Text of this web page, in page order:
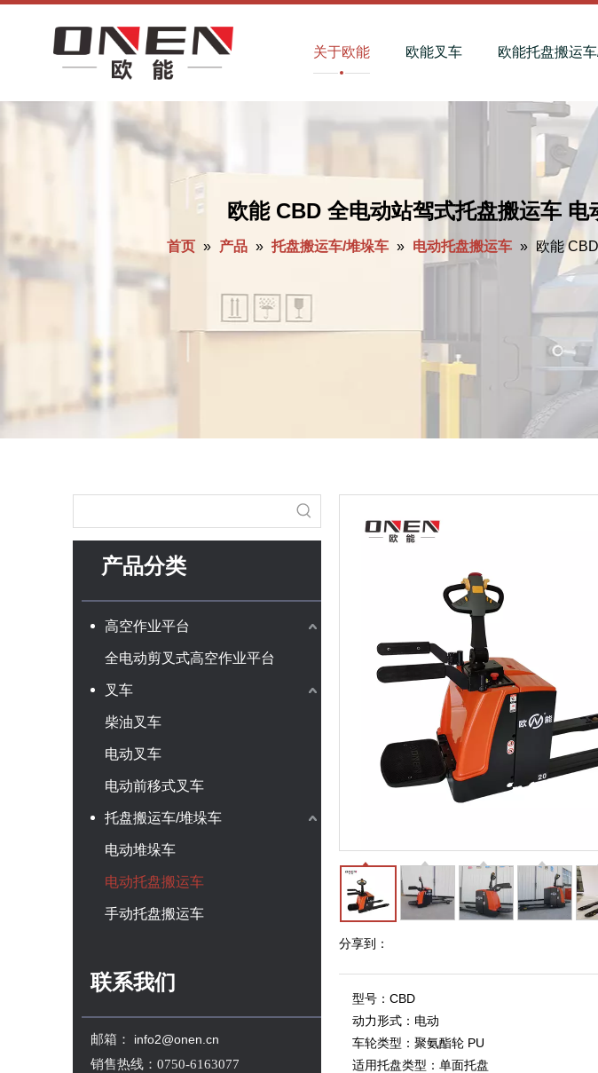
关于欧能 欧能叉车 欧能托盘搬运
欧能 CBD 全电动站驾式托盘搬运车
首页 » 产品 » 托盘搬运车/堆垛车 » 电动托盘搬运车 » 欧能
产品分类
高空作业平台
全电动剪叉式高空作业平台
叉车
柴油叉车
电动叉车
电动前移式叉车
托盘搬运车/堆垛车
电动堆垛车
电动托盘搬运车
手动托盘搬运车
联系我们
邮箱： info2@onen.cn
销售热线：0750-6163077
分享到：
型号： CBD
动力形式： 电动
车轮类型： 聚氨酯轮 PU
适用托盘类型： 单面托盘